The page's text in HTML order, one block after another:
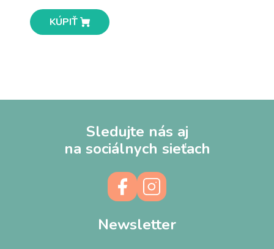
KÚPIŤ
Sledujte nás aj
na sociálnych sieťach
Newsletter